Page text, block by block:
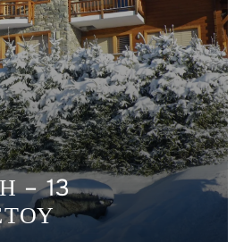
– 13